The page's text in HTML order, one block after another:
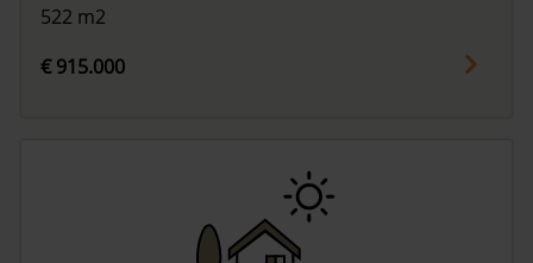
522 m2
€ 915.000